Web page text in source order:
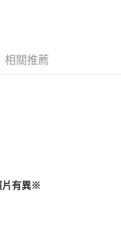
即使用無須另外申請。
易確認頁面所載為準。
未通過，訂單將自動取
簡稱本公司）所提供，讓
繳交帳款。
相關推薦
片有異※